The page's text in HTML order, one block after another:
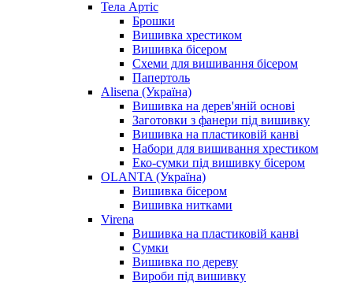
Тела Артіс
Брошки
Вишивка хрестиком
Вишивка бісером
Схеми для вишивання бісером
Папертоль
Alisena (Україна)
Вишивка на дерев'яній основі
Заготовки з фанери під вишивку
Вишивка на пластиковій канві
Набори для вишивання хрестиком
Еко-сумки під вишивку бісером
OLANTA (Україна)
Вишивка бісером
Вишивка нитками
Virena
Вишивка на пластиковій канві
Сумки
Вишивка по дереву
Вироби під вишивку